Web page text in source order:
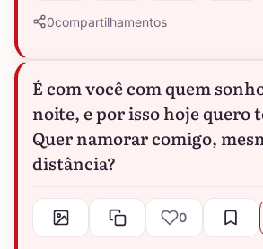
0compartilhamentos
É com você com quem
noite, e por isso hoje quero
Quer namorar comigo,
distância?
0